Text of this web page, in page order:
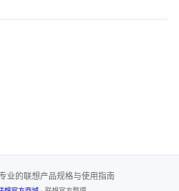
业的联想产品规格与使用指南